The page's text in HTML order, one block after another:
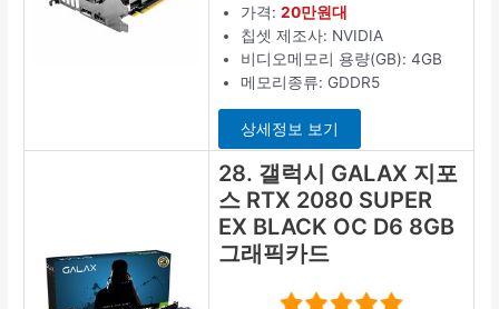
가격:20만원대
칩셋 제조사: NVIDIA
비디오메모리 용량(GB): 4GB
메모리종류: GDDR5
상세정보 보기
28. 갤럭시 GALAX 지포
스 RTX 2080 SUPER
EX BLACK OC D6 8GB
그래픽카드